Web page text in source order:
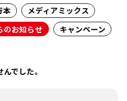
本
メディアミックス
のお知らせ キャンペーン
でした。